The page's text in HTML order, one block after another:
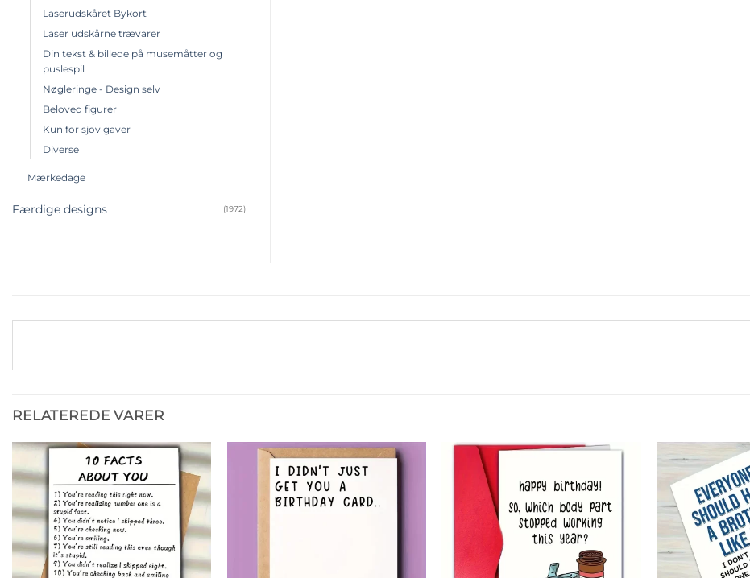
Laserudskåret Bykort
Laser udskårne trævarer
Din tekst & billede på musemåtter og
puslespil
Nøgleringe - Design selv
Beloved figurer
Kun for sjov gaver
Diverse
Mærkedage
Færdige designs (1972)
RELATEREDE VARER
ønskeliste
Tilføj til
ønskeliste